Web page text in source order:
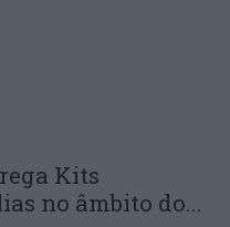
Kits
no âmbito do...